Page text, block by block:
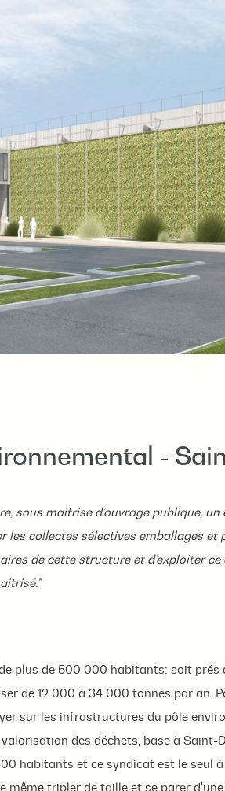
-
sous maitrise d’ouvrage publique,
collectes sélectives emballages et
de cette structure et d’exploiter
plus de 500 000 habitants; soit prés
de 12 000 à 34 000 tonnes par an.
sur les infrastructures du pôle
des déchets, base à Saint-
habitants et ce syndicat est le seul
même tripler de taille et se parer